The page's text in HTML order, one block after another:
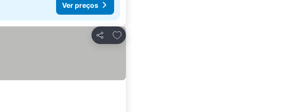
Ver preços
Partilhar
Adicionar aos favoritos